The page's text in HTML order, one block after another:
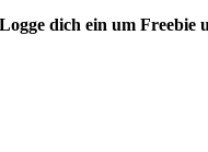
Logge dich ein um Freebie